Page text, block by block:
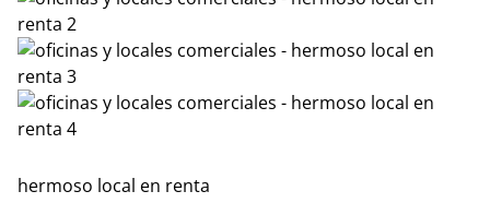
hermoso local en renta